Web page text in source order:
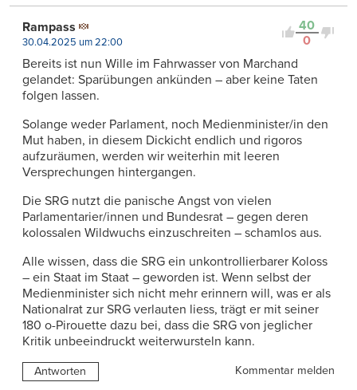
40
0
Rampass
30.04.2025 um 22:00
Bereits ist nun Wille im Fahrwasser von Marchand
gelandet: Sparübungen ankünden – aber keine Taten
folgen lassen.
Solange weder Parlament, noch Medienminister/in den
Mut haben, in diesem Dickicht endlich und rigoros
aufzuräumen, werden wir weiterhin mit leeren
Versprechungen hintergangen.
Die SRG nutzt die panische Angst von vielen
Parlamentarier/innen und Bundesrat – gegen deren
kolossalen Wildwuchs einzuschreiten – schamlos aus.
Alle wissen, dass die SRG ein unkontrollierbarer Koloss
– ein Staat im Staat – geworden ist. Wenn selbst der
Medienminister sich nicht mehr erinnern will, was er als
Nationalrat zur SRG verlauten liess, trägt er mit seiner
180 o-Pirouette dazu bei, dass die SRG von jeglicher
Kritik unbeeindruckt weiterwursteln kann.
Antworten Kommentar melden